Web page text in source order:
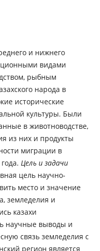
и нижнего
видами
рыбным
народа в
исторические
культуры. Были
в животноводстве,
из них и продукты
миграции в
Цель и задачи
цель научно-
место и значение
земледелия и
казахи
научные выводы и
связь земледелия с
регион является